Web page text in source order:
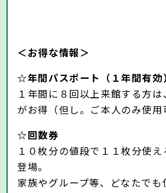
＜お得な情報＞
☆年間パスポート（１年間有効
１年間に８回以上来館する方
がお得（但し。ご本人のみ使用
☆回数券
１０枚分の値段で１１枚分使
登場。
家族やグループ等、どなたでも